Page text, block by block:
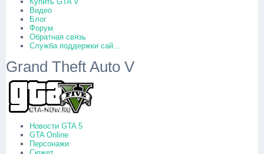
Видео
Блог
Форум
Обратная связь
Служба поддержки сай...
Grand Theft Auto V
Новости GTA 5
GTA Online
Персонажи